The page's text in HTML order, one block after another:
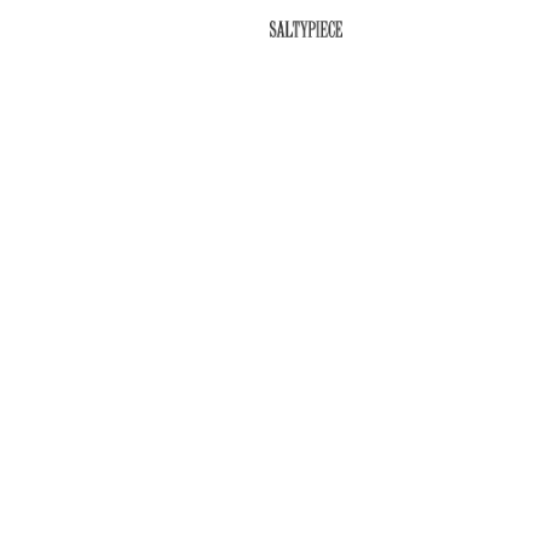
SALTYPIECE